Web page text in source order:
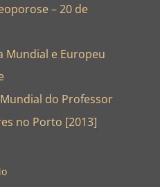
– 20 de
Mundial e Europeu
do Professor
no Porto [2013]